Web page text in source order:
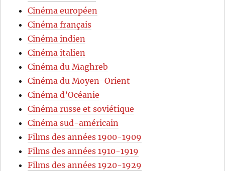
Cinéma européen
Cinéma français
Cinéma indien
Cinéma italien
Cinéma du Maghreb
Cinéma du Moyen-Orient
Cinéma d’Océanie
Cinéma russe et soviétique
Cinéma sud-américain
Films des années 1900-1909
Films des années 1910-1919
Films des années 1920-1929